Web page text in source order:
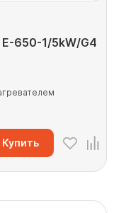
650-1/5kW/G4
Купить